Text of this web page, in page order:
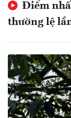
Điểm
thường lệ